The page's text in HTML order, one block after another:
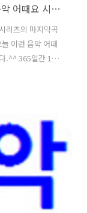
한국을 빛낸 100명의 위인들 [오늘 이런 음악 어때요 시리즈의 마지막곡입니다]
리즈의 마지막곡
이런 음악 어때
.^^ 365일간 1일
리를 지어보고
깐의 휴지기가
제외하고 나니..